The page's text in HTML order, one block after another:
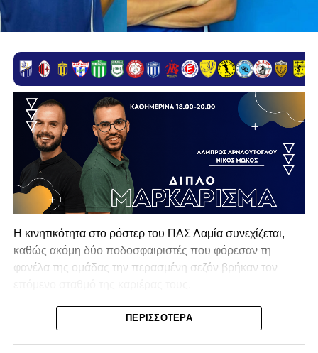
Η κινητικότητα στο ρόστερ του ΠΑΣ Λαμία συνεχίζεται,
καθώς ακόμη δύο ποδοσφαιριστές που φόρεσαν τη
φανέλα της ομάδας την περασμένη σεζόν βρήκαν τον
Ο λόγος για τον Βασίλη Τρούμπουλο και τον Χρυσόστομο
Στάγκο, οι οποίοι θα συνεχίσουν μαζί την ποδοσφαιρική
ΠΕΡΙΣΣΌΤΕΡΑ